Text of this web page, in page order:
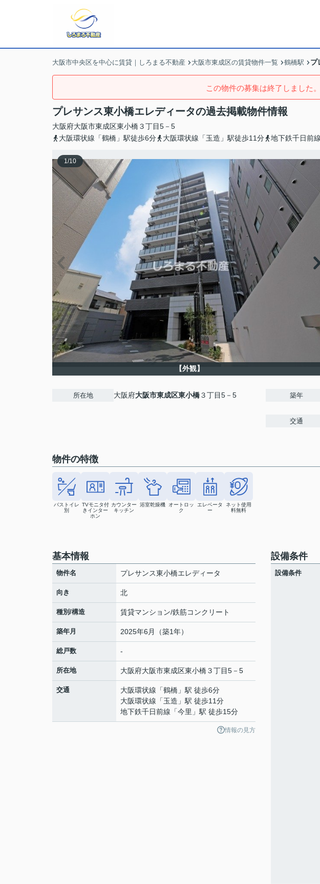
大阪市中央区を中心に賃貸｜しろまる不動産 大阪市東成区の賃貸物件一覧 鶴橋駅 プ
この物件の募集は終了しました。
プレサンス東小橋エレディータの過去掲載物件情報
大阪府大阪市東成区東小橋３丁目5－5
大阪環状線「鶴橋」駅徒歩6分
大阪環状線「玉造」駅徒歩11分 地下鉄千日前
1/10
【外観】
所在地 大阪府大阪市東成区東小橋３丁目5－5 築年
交通
物件の特徴
バストイレ
別
TVモニタ付
きインター
ホン
カウンター
キッチン
浴室乾燥機
オートロッ
ク
エレベータ
ー
ネット使用
料無料
基本情報
物件名 プレサンス東小橋エレディータ
向き 北
種別/構造 賃貸マンション/鉄筋コンクリート
築年月 2025年6月（築1年）
総戸数 -
所在地 大阪府大阪市東成区東小橋３丁目5－5
交通 大阪環状線 「鶴橋 」駅 徒歩6分
大阪環状線 「玉造 」駅 徒歩11分
地下鉄千日前線 「今里 」駅 徒歩15分
情報の見方
設備条件
設備条件